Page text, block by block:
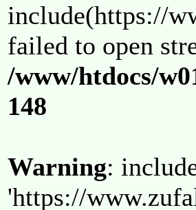
include(https://
failed to open
/www/htdocs/
148
Warning:
'https://